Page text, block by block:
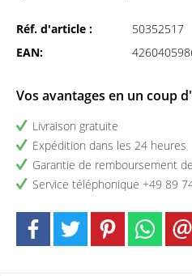
Réf. d'article :
50352517
EAN:
Vos avantages en un coup
Livraison gratuite
Expédition dans les 24 heures
Garantie de remboursement
Service téléphonique +49 89